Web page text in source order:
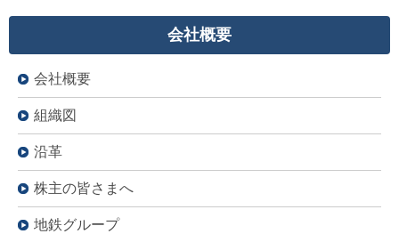
会社概要
会社概要
組織図
沿革
株主の皆さまへ
地鉄グループ